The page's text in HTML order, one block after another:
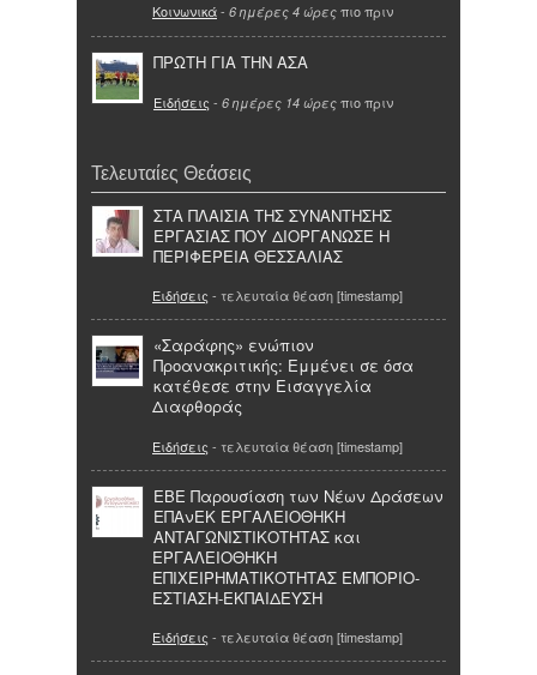
Κοινωνικά- 6 ημέρες 4 ώρες πιο πριν
ΠΡΩΤΗ ΓΙΑ ΤΗΝ ΑΣΑ
Ειδήσεις - 6 ημέρες 14 ώρες πιο πριν
Τελευταίες Θεάσεις
ΣΤΑ ΠΛΑΙΣΙΑ ΤΗΣ ΣΥΝΑΝΤΗΣΗΣ
ΕΡΓΑΣΙΑΣ ΠΟΥ ΔΙΟΡΓΑΝΩΣΕ Η
ΠΕΡΙΦΕΡΕΙΑ ΘΕΣΣΑΛΙΑΣ
Ειδήσεις - τελευταία θέαση [timestamp]
«Σαράφης» ενώπιον
Προανακριτικής: Εμμένει σε όσα
κατέθεσε στην Εισαγγελία
Διαφθοράς
Ειδήσεις - τελευταία θέαση [timestamp]
ΕΒΕ Παρουσίαση των Νέων Δράσεων
ΕΠΑνΕΚ ΕΡΓΑΛΕΙΟΘΗΚΗ
ΑΝΤΑΓΩΝΙΣΤΙΚΟΤΗΤΑΣ και
ΕΡΓΑΛΕΙΟΘΗΚΗ
ΕΠΙΧΕΙΡΗΜΑΤΙΚΟΤΗΤΑΣ ΕΜΠΟΡΙΟ-
ΕΣΤΙΑΣΗ-ΕΚΠΑΙΔΕΥΣΗ
Ειδήσεις - τελευταία θέαση [timestamp]